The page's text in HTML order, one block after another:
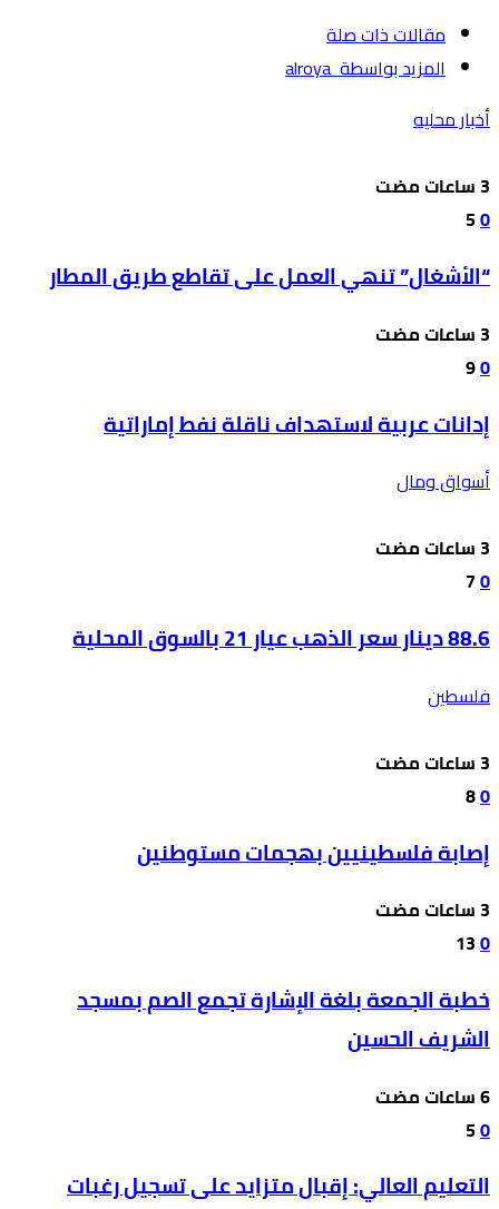
‫مقالات ذات صلة‬
‫‫المزيد بواسطة‬ ‬ alroya
أخبار محليه
0
5
“الأشغال” تنهي العمل على تقاطع طريق المطار
0
9
إدانات عربية لاستهداف ناقلة نفط إماراتية
أسواق ومال
0
7
88.6 دينار سعر الذهب عيار 21 بالسوق المحلية
فلسطين
0
8
إصابة فلسطينيين بهجمات مستوطنين
0
13
خطبة الجمعة بلغة الإشارة تجمع الصم بمسجد
الشريف الحسين
0
5
التعليم العالي: إقبال متزايد على تسجيل رغبات